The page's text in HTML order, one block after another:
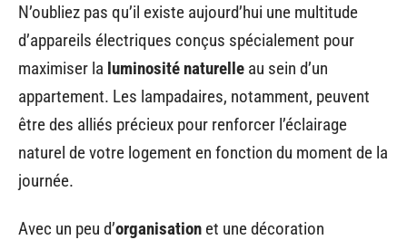
N’oubliez pas qu’il existe aujourd’hui une multitude
d’appareils électriques conçus spécialement pour
maximiser la luminosité naturelle au sein d’un
appartement. Les lampadaires, notamment, peuvent
être des alliés précieux pour renforcer l’éclairage
naturel de votre logement en fonction du moment de la
journée.
Avec un peu d’organisation et une décoration